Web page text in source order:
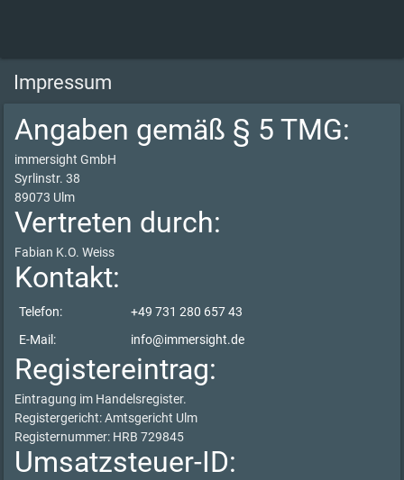
Impressum
Angaben gemäß § 5 TMG:
immersight GmbH
Syrlinstr. 38
89073 Ulm
Vertreten durch:
Fabian K.O. Weiss
Kontakt:
Telefon:
+49 731 280 657 43
E-Mail:
info@immersight.de
Registereintrag:
Eintragung im Handelsregister.
Registergericht: Amtsgericht Ulm
Registernummer: HRB 729845
Umsatzsteuer-ID: